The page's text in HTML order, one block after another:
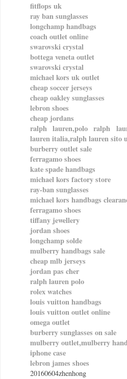
fitflops uk
ray ban sunglasses
longchamp handbags
coach outlet online
swarovski crystal
bottega veneta outlet
swarovski crystal
michael kors uk outlet
cheap soccer jerseys
cheap oakley sunglasses
lebron shoes
cheap jordans
ralph lauren,polo ralph
lauren italia,ralph lauren sito
burberry outlet sale
ferragamo shoes
kate spade handbags
michael kors factory store
ray-ban sunglasses
michael kors handbags
ferragamo shoes
tiffany jewellery
jordan shoes
longchamp solde
mulberry handbags sale
cheap mlb jerseys
jordan pas cher
ralph lauren polo
rolex watches
louis vuitton handbags
louis vuitton outlet online
omega outlet
burberry sunglasses on sale
mulberry outlet,mulberry
iphone case
lebron james shoes
20160604zhenhong